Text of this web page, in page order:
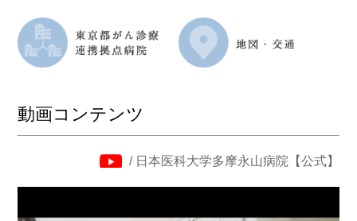
動画コンテンツ
/ 日本医科大学多摩永山病院【公式】